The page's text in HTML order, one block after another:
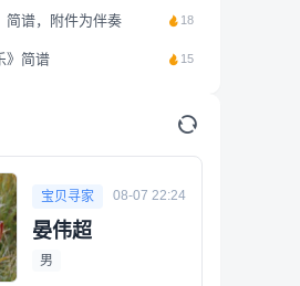
简谱，附件为伴奏 18
》简谱 15
宝贝寻家 08-07 22:24
晏伟超
男